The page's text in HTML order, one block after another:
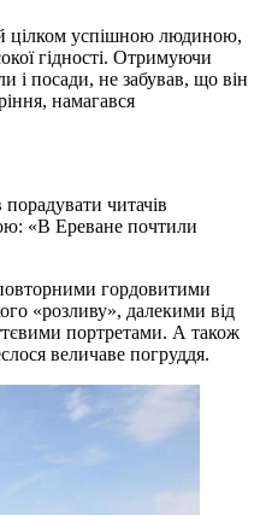
цілком успішною людиною,
гідності. Отримуючи
і посади, не забував, що він
намагався
читачів
«В Ереване почтили
гордовитими
«розливу», далекими від
портретами. А також
величаве погруддя.